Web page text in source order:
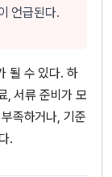
언급된다.
될 수 있다. 하
, 서류 준비가 모
족하거나, 기준
.